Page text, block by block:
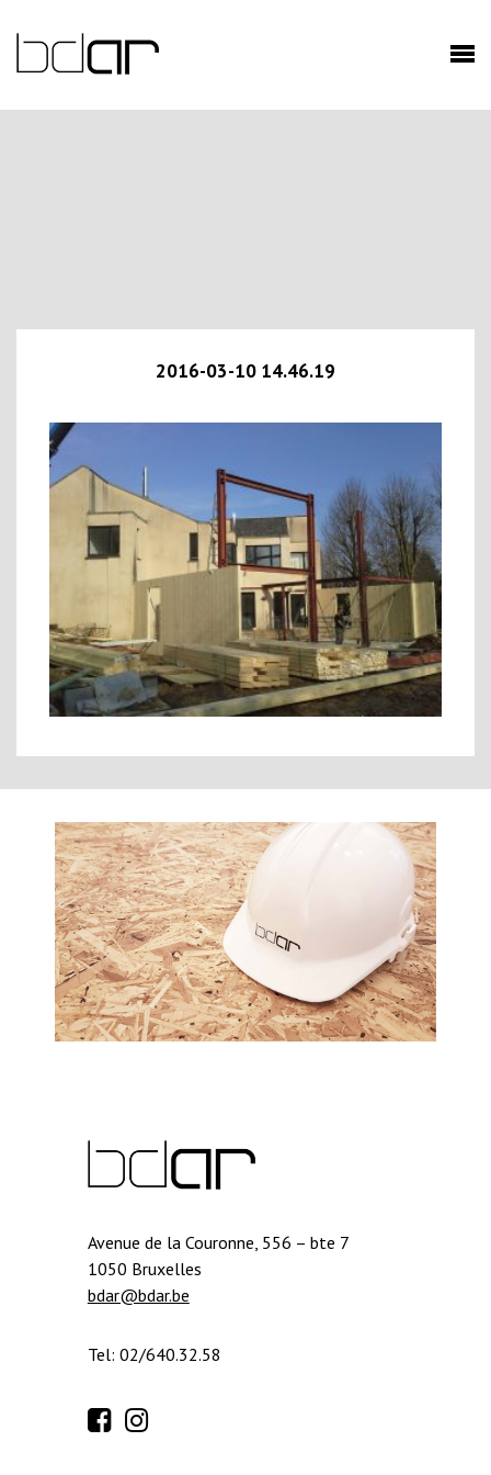
2016-03-10 14.46.19
Avenue de la Couronne, 556 – bte 7
1050 Bruxelles
bdar@bdar.be
Tel: 02/640.32.58